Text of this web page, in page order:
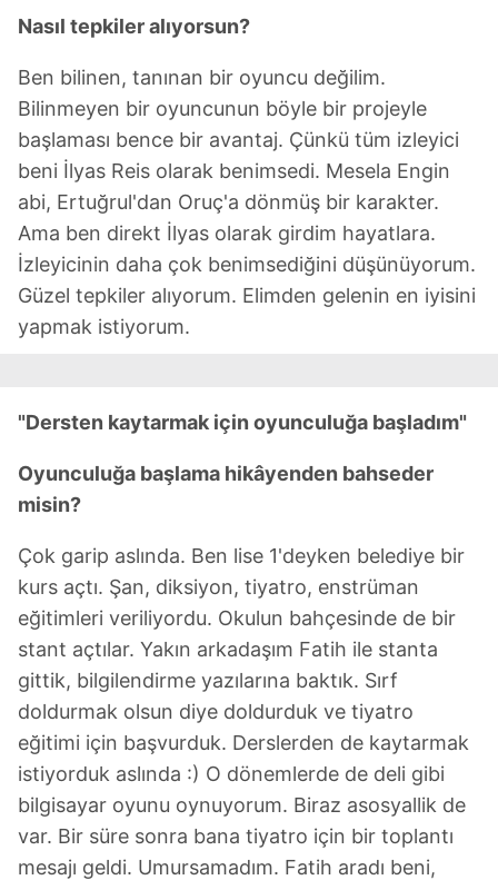
Nasıl tepkiler alıyorsun?
Ben bilinen, tanınan bir oyuncu değilim.
Bilinmeyen bir oyuncunun böyle bir projeyle
başlaması bence bir avantaj. Çünkü tüm izleyici
beni İlyas Reis olarak benimsedi. Mesela Engin
abi, Ertuğrul'dan Oruç'a dönmüş bir karakter.
Ama ben direkt İlyas olarak girdim hayatlara.
İzleyicinin daha çok benimsediğini düşünüyorum.
Güzel tepkiler alıyorum. Elimden gelenin en iyisini
yapmak istiyorum.
"Dersten kaytarmak için oyunculuğa başladım"
Oyunculuğa başlama hikâyenden bahseder
misin?
Çok garip aslında. Ben lise 1'deyken belediye bir
kurs açtı. Şan, diksiyon, tiyatro, enstrüman
eğitimleri veriliyordu. Okulun bahçesinde de bir
stant açtılar. Yakın arkadaşım Fatih ile stanta
gittik, bilgilendirme yazılarına baktık. Sırf
doldurmak olsun diye doldurduk ve tiyatro
eğitimi için başvurduk. Derslerden de kaytarmak
istiyorduk aslında :) O dönemlerde de deli gibi
bilgisayar oyunu oynuyorum. Biraz asosyallik de
var. Bir süre sonra bana tiyatro için bir toplantı
mesajı geldi. Umursamadım. Fatih aradı beni,